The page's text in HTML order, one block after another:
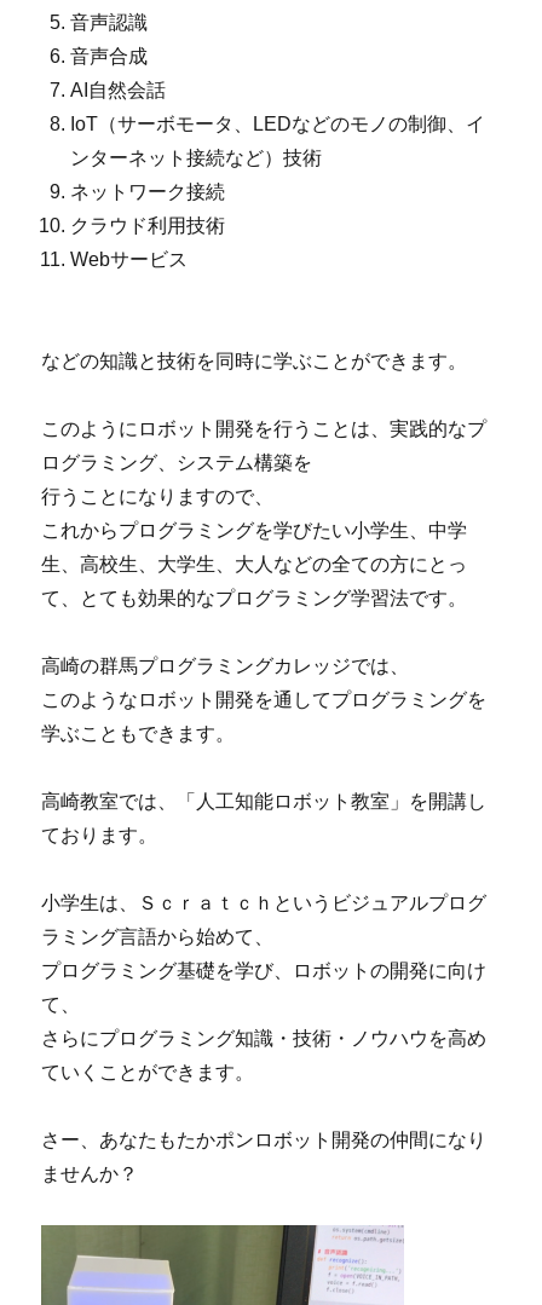
音声認識
音声合成
AI自然会話
IoT（サーボモータ、LEDなどのモノの制御、イ
ンターネット接続など）技術
ネットワーク接続
クラウド利用技術
Webサービス
などの知識と技術を同時に学ぶことができます。
このようにロボット開発を行うことは、実践的なプ
ログラミング、システム構築を
行うことになりますので、
これからプログラミングを学びたい小学生、中学
生、高校生、大学生、大人などの全ての方にとっ
て、とても効果的なプログラミング学習法です。
高崎の群馬プログラミングカレッジでは、
このようなロボット開発を通してプログラミングを
学ぶこともできます。
高崎教室では、「人工知能ロボット教室」を開講し
ております。
小学生は、Ｓｃｒａｔｃｈというビジュアルプログ
ラミング言語から始めて、
プログラミング基礎を学び、ロボットの開発に向け
て、
さらにプログラミング知識・技術・ノウハウを高め
ていくことができます。
さー、あなたもたかポンロボット開発の仲間になり
ませんか？